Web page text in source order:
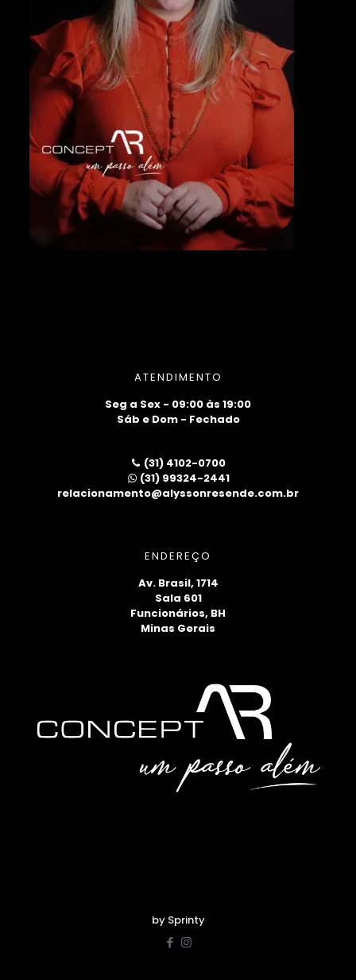
ATENDIMENTO
Seg a Sex - 09:00 às 19:00
Sáb e Dom - Fechado
(31) 4102-0700
(31) 99324-2441
relacionamento@alyssonresende.com.br
ENDEREÇO
Av. Brasil, 1714
Sala 601
Funcionários, BH
Minas Gerais
by Sprinty